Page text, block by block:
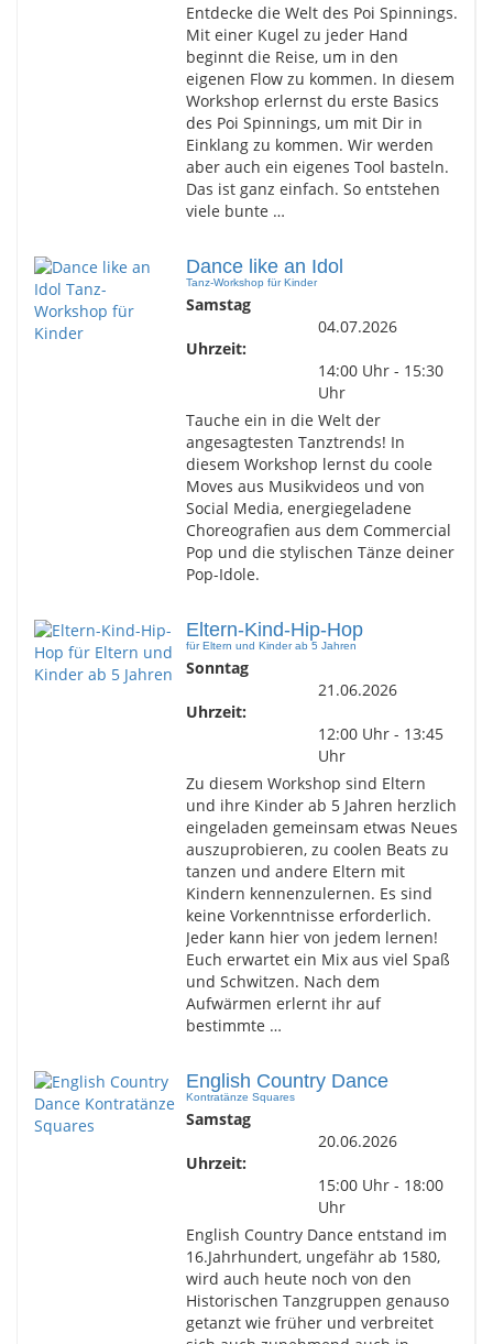
Entdecke die Welt des Poi Spinnings.
Mit einer Kugel zu jeder Hand
beginnt die Reise, um in den
eigenen Flow zu kommen. In diesem
Workshop erlernst du erste Basics
des Poi Spinnings, um mit Dir in
Einklang zu kommen. Wir werden
aber auch ein eigenes Tool basteln.
Das ist ganz einfach. So entstehen
viele bunte …
Dance like an Idol
Tanz-Workshop für Kinder
Samstag
04.07.2026
Uhrzeit:
14:00 Uhr - 15:30
Uhr
Tauche ein in die Welt der
angesagtesten Tanztrends! In
diesem Workshop lernst du coole
Moves aus Musikvideos und von
Social Media, energiegeladene
Choreografien aus dem Commercial
Pop und die stylischen Tänze deiner
Pop-Idole.
Eltern-Kind-Hip-Hop
für Eltern und Kinder ab 5 Jahren
Sonntag
21.06.2026
Uhrzeit:
12:00 Uhr - 13:45
Uhr
Zu diesem Workshop sind Eltern
und ihre Kinder ab 5 Jahren herzlich
eingeladen gemeinsam etwas Neues
auszuprobieren, zu coolen Beats zu
tanzen und andere Eltern mit
Kindern kennenzulernen. Es sind
keine Vorkenntnisse erforderlich.
Jeder kann hier von jedem lernen!
Euch erwartet ein Mix aus viel Spaß
und Schwitzen. Nach dem
Aufwärmen erlernt ihr auf
bestimmte …
English Country Dance
Kontratänze Squares
Samstag
20.06.2026
Uhrzeit:
15:00 Uhr - 18:00
Uhr
English Country Dance entstand im
16.Jahrhundert, ungefähr ab 1580,
wird auch heute noch von den
Historischen Tanzgruppen genauso
getanzt wie früher und verbreitet